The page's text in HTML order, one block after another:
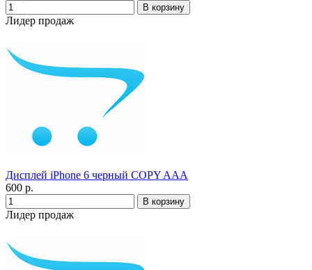
Лидер продаж
Дисплей iPhone 6 черный COPY AAA
600 р.
Лидер продаж